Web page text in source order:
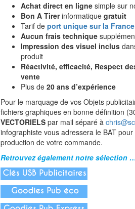
Achat direct en ligne simple sur
Bon A Tirerinformatique gratuit
Tarif de port unique sur la
Aucun frais technique
Impression des visuel inclus
produit
Réactivité, efficacité, Respect
vente
Plus de 20 ans d’expérience
Pour le marquage de vos Objets
fichiers graphiques en bonne définition
VECTORIELS par mail séparé à
infographiste vous adressera le BAT
production de votre commande.
Retrouvez également notre sélection